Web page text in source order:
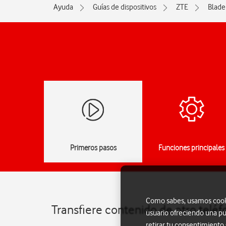
Ayuda Guías de dispositivos ZTE
Primeros pasos Funciones principales
Transfiere contenido de otro
Como sabes, usamos
usuario ofreciendo una